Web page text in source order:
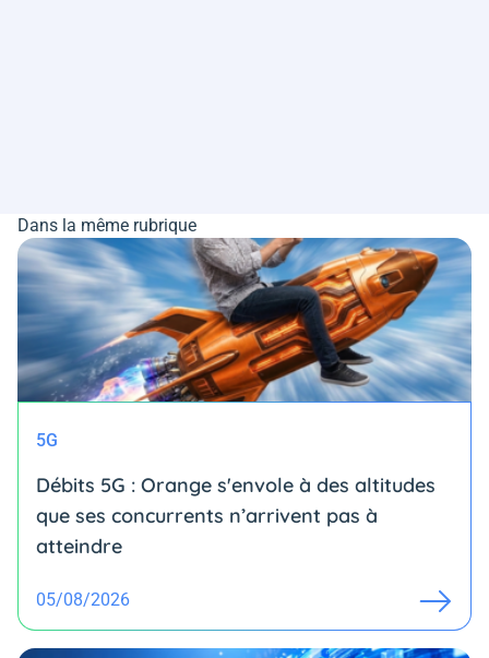
Dans la même rubrique
5G
Débits 5G : Orange s'envole à des altitudes
que ses concurrents n’arrivent pas à
atteindre
05/08/2026